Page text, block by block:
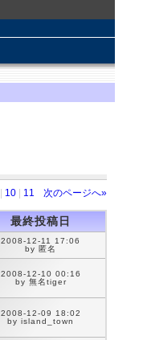
10 11 次のページへ»
最終投稿日
2008-12-11 17:06
by 匿名
2008-12-10 00:16
by 無名tiger
2008-12-09 18:02
by island_town